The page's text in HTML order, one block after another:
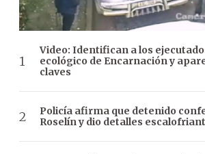
Video: Identifican a los
ecológico de Encarnación y
claves
Policía afirma que detenido
Roselín y dio detalles